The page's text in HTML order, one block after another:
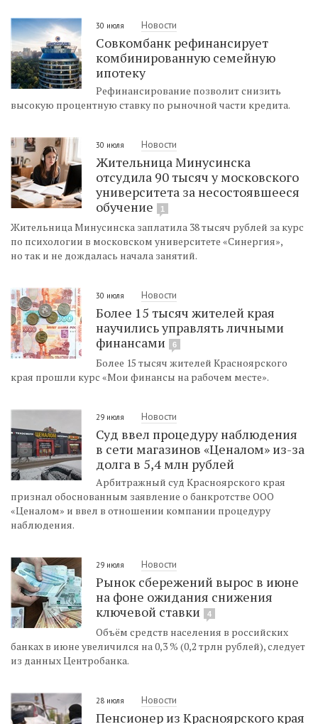
30 июля Новости
Совкомбанк рефинансирует
комбинированную семейную
ипотеку
Рефинансирование позволит снизить
высокую процентную ставку по рыночной части кредита.
30 июля Новости
Жительница Минусинска
отсудила 90 тысяч у московского
университета за несостоявшееся
обучение
1
Жительница Минусинска заплатила 38 тысяч рублей за курс
по психологии в московском университете «Синергия»,
но так и не дождалась начала занятий.
30 июля Новости
Более 15 тысяч жителей края
научились управлять личными
финансами
6
Более 15 тысяч жителей Красноярского
края прошли курс «Мои финансы на рабочем месте».
29 июля Новости
Суд ввел процедуру наблюдения
в сети магазинов «Ценалом» из-за
долга в 5,4 млн рублей
Арбитражный суд Красноярского края
признал обоснованным заявление о банкротстве ООО
«Ценалом» и ввел в отношении компании процедуру
наблюдения.
29 июля Новости
Рынок сбережений вырос в июне
на фоне ожидания снижения
ключевой ставки
4
Объём средств населения в российских
банках в июне увеличился на 0,3 % (0,2 трлн рублей), следует
из данных Центробанка.
28 июля Новости
Пенсионер из Красноярского края